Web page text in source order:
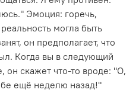
Эмоция: горечь,
могла быть
он предполагает, что
Когда вы в следующий
он скажет что-то вроде: "О,
ещё неделю назад!"